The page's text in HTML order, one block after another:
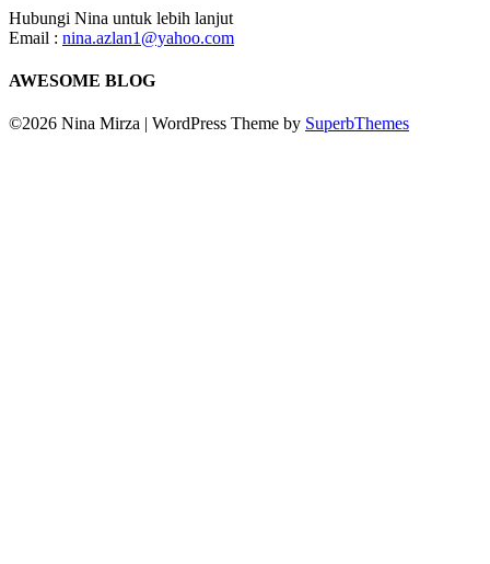
Hubungi Nina untuk lebih lanjut
Email : nina.azlan1@yahoo.com
AWESOME BLOG
©2026 Nina Mirza | WordPress Theme by SuperbThemes